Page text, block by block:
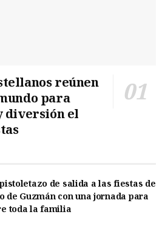
reúnen
para
diversión el
de salida a las fiestas de
de Guzmán con una jornada para
toda la familia